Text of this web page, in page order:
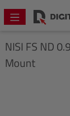
springen
NISI FS ND
Mount
Bildergalerie